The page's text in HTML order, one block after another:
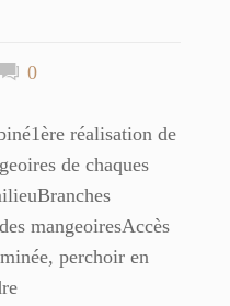
0
réalisation de
de chaques
mangeoiresAccès
perchoir en